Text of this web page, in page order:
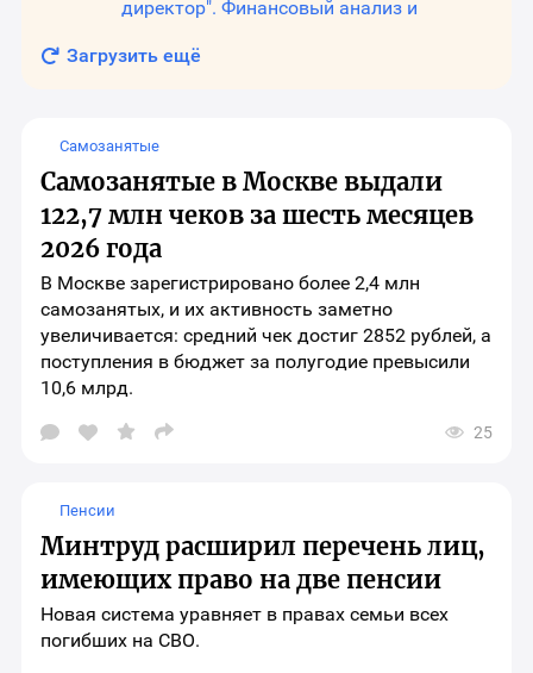
директор". Финансовый анализ и
Загрузить ещё
Самозанятые
Самозанятые в Москве выдали
122,7 млн чеков за шесть месяцев
2026 года
В Москве зарегистрировано более 2,4 млн
самозанятых, и их активность заметно
увеличивается: средний чек достиг 2852 рублей, а
поступления в бюджет за полугодие превысили
10,6 млрд.
Открыть
шаринга
материала
25
Пенсии
Минтруд расширил перечень лиц,
имеющих право на две пенсии
Новая система уравняет в правах семьи всех
погибших на СВО.